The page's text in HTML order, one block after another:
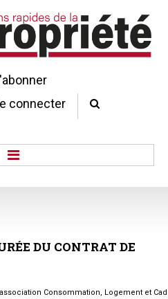
connecter
DU CONTRAT DE
Consommation, Logement et